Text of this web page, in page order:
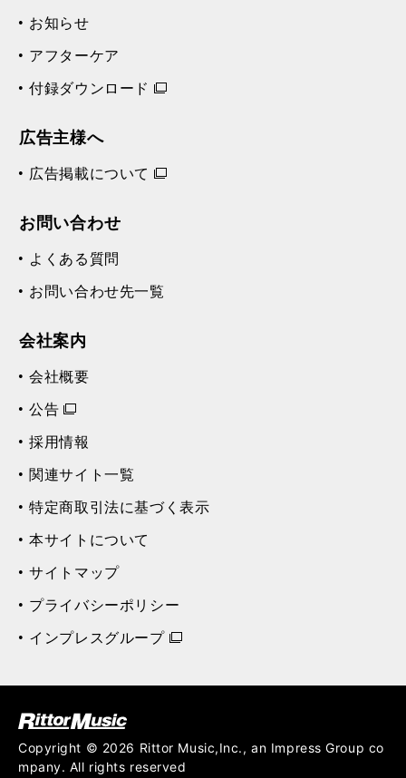
お知らせ
アフターケア
付録ダウンロード
広告主様へ
広告掲載について
お問い合わせ
よくある質問
お問い合わせ先一覧
会社案内
会社概要
公告
採用情報
関連サイト一覧
特定商取引法に基づく表示
本サイトについて
サイトマップ
プライバシーポリシー
インプレスグループ
ジック (Rittor Musi
Copyright © 2026 Rittor Music,Inc., an Impress Group co
mpany. All rights reserved